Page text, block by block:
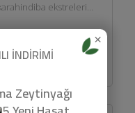
ekstreleri
×
İNDİRİMİ
Zeytinyağı